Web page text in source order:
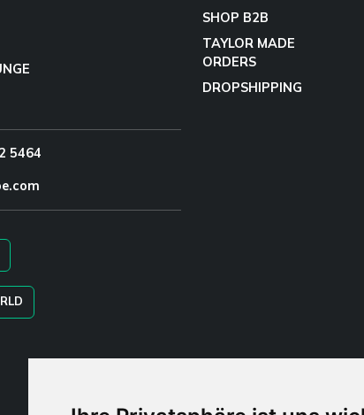
5464
SHOP B2B
TAYLOR MADE
ORDERS
DROPSHIPPING